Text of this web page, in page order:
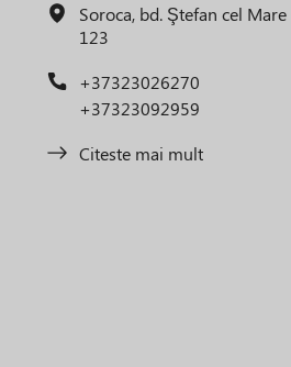
Soroca, bd. Ştefan cel
123
+37323026270
+37323092959
Citeste mai mult